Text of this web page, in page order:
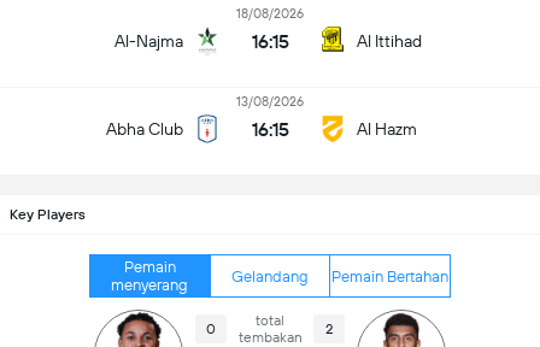
Al-Najma
18/08/2026
16:15 Al Ittihad
Abha Club
13/08/2026
16:15 Al Hazm
Key Players
Pemain
menyerang
Gelandang Pemain Bertahan
0
total
tembakan
2